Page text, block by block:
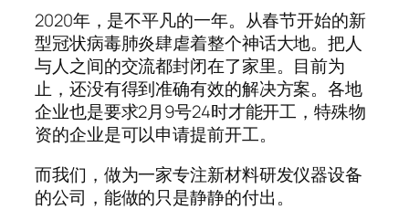
2020年，是不平凡的一年。从春节开始的新
型冠状病毒肺炎肆虐着整个神话大地。把人
与人之间的交流都封闭在了家里。目前为
止，还没有得到准确有效的解决方案。各地
企业也是要求2月9号24时才能开工，特殊物
资的企业是可以申请提前开工。
而我们，做为一家专注新材料研发仪器设备
的公司，能做的只是静静的付出。